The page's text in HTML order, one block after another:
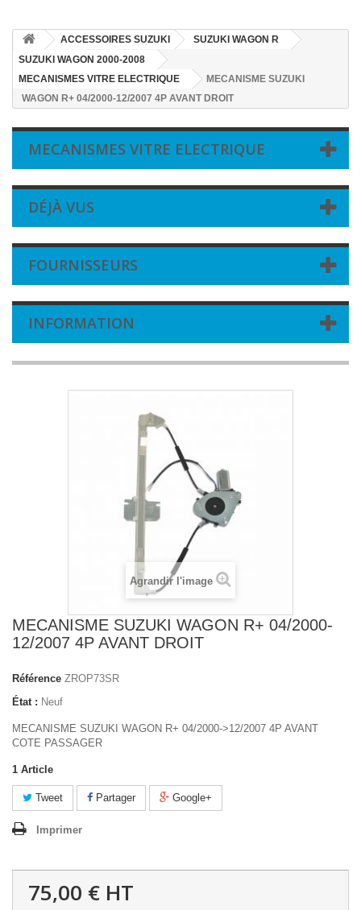
ACCESSOIRES SUZUKI
SUZUKI WAGON R
SUZUKI WAGON 2000-2008
MECANISMES VITRE ELECTRIQUE
MECANISME SUZUKI
WAGON R+ 04/2000-12/2007 4P AVANT DROIT
MECANISMES VITRE ELECTRIQUE
DÉJÀ VUS
FOURNISSEURS
INFORMATION
Agrandir l'image
MECANISME SUZUKI WAGON R+ 04/2000-
12/2007 4P AVANT DROIT
Référence ZROP73SR
État : Neuf
MECANISME SUZUKI WAGON R+ 04/2000->12/2007 4P AVANT
COTE PASSAGER
1 Article
Tweet Partager Google+
Imprimer
75,00 € HT